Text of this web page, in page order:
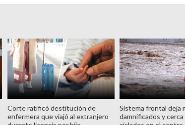
Corte ratificó destitución de
enfermera que viajó al extranjero
Sistema frontal deja
damnificados y